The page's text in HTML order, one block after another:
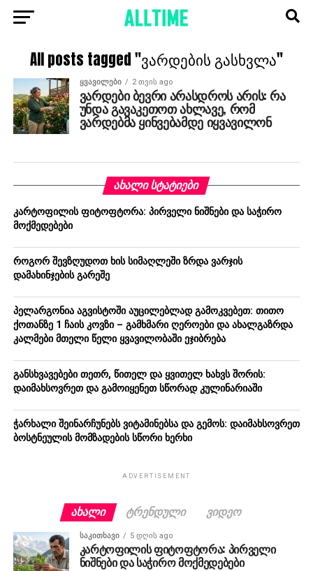
All posts tagged "ვარდების გასხვლა"
ᲧᲕᲐᲕᲘᲚᲔᲑᲘ 2 თვის ago
ვარდები ბევრი არასდროს არის: რა
უნდა გავაკეთოთ ახლავე, რომ
ვარდებმა ყინვებამდე იყვავილონ
ᲐᲮᲐᲚᲘ ᲡᲢᲐᲢᲘᲔᲑᲘ
კარტოფილის ფიტოფტორა: პირველი ნიშნები და საჭირო
მოქმედებები
როგორ შევზღუდოთ ხის სიმაღლეში ზრდა ვარჯის
დამახინჯების გარეშე
პელარგონია აგვისტოში აუცილებლად გამოკვებეთ: თითო
ქოთანზე 1 ჩაის კოვზი – გამხმარი ღეროები და ახალგაზრდა
კალმები მთელი წელი ყვავილობაში ეჯიბრება
განსხვავებები თეთრ, წითელ და ყვითელ ხახვს შორის:
დაიმახსოვრეთ და გამოიყენეთ სწორად კულინარიაში
ჭარხალი შეინარჩუნებს ვიტამინებსა და გემოს: დაიმახსოვრეთ
ბოსტნეულის მომზადების სწორი ხერხი
ADVERTISEMENT
ᲐᲮᲐᲚᲘ ᲢᲠᲔᲜᲓᲣᲚᲘ ᲕᲘᲓᲔᲝ
ᲡᲐᲙᲘᲗᲮᲐᲕᲘ 5 დღის ago
კარტოფილის ფიტოფტორა: პირველი
ნიშნები და საჭირო მოქმედებები